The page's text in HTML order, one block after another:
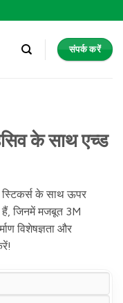
संपर्क करें
के साथ एच्ड
के साथ ऊपर
जिनमें मजबूत 3M
विशेषज्ञता और